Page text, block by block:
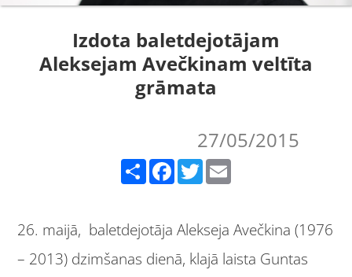
Izdota baletdejotājam
Aleksejam Avečkinam veltīta
grāmata
27/05/2015
Facebook Twitter
26. maijā, baletdejotāja Alekseja Avečkina (1976
– 2013) dzimšanas dienā, klajā laista Guntas